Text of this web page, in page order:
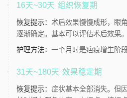
16天~30天 组织恢复期
恢复提示： 术后效果慢慢成形，眼
逐渐确定。基本可以评估术后效果。
护理方法：一个月时是疤痕增生阶
31天~180天 效果稳定期
恢复提示：症状基本全部消失。但